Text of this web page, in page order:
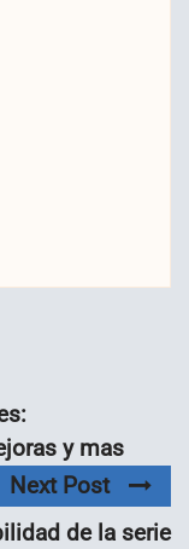
y mas
Next Post
de la serie